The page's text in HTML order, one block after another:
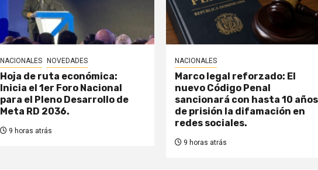
NACIONALES NOVEDADES
Hoja de ruta económica:
Inicia el 1er Foro Nacional
para el Pleno Desarrollo de
Meta RD 2036.
9 horas atrás
NACIONALES
Marco legal reforzado: El
nuevo Código Penal
sancionará con hasta 10 años
de prisión la difamación en
redes sociales.
9 horas atrás